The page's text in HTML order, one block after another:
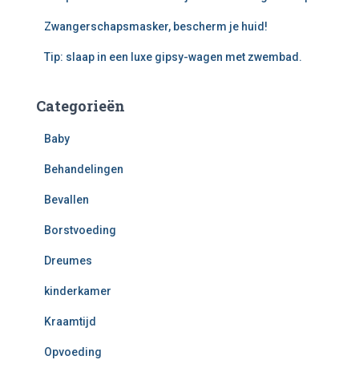
Zwangerschapsmasker, bescherm je huid!
Tip: slaap in een luxe gipsy-wagen met zwembad.
Categorieën
Baby
Behandelingen
Bevallen
Borstvoeding
Dreumes
kinderkamer
Kraamtijd
Opvoeding